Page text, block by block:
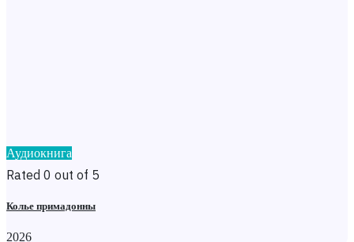
Аудиокнига
Rated 0 out of 5
Колье примадонны
2026